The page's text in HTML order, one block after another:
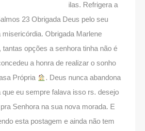
ilas. Refrigera a
23 Obrigada Deus pelo seu
misericórdia. Obrigada Marlene
tantas opções a senhora tinha não é
a honra de realizar o sonho
Própria
. Deus nunca abandona
eu sempre falava isso rs. desejo
Senhora na sua nova morada. E
esta postagem e ainda não tem